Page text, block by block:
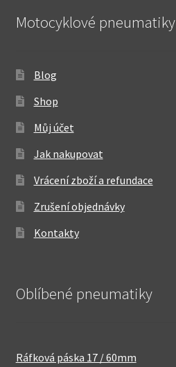
Motocyklové pneumatiky
Blog
Shop
Můj účet
Jak nakupovat
Vrácení zboží a refundace
Zrušení objednávky
Kontakty
Oblíbené pneumatiky
Ráfková páska 17 / 60mm